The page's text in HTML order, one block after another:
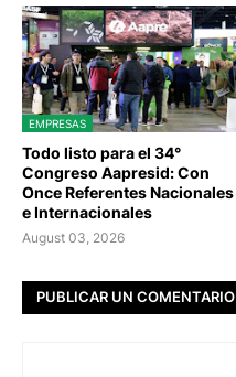
EMPRESAS
Todo listo para el 34°
Congreso Aapresid: Con
Once Referentes Nacionales
e Internacionales
August 03, 2026
PUBLICAR UN COMENTARIO